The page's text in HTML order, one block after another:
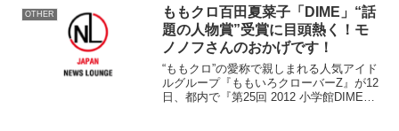
結成2周年を迎えるとあって8日より3日
間、...
OTHER
ももクロ百田夏菜子「DIME」“話
題の人物賞”受賞に目頭熱く！モ
ノノフさんのおかげです！
“ももクロ”の愛称で親しまれる人気アイド
ルグループ『ももいろクローバーZ』が12
日、都内で『第25回 2012 小学館DIMEト